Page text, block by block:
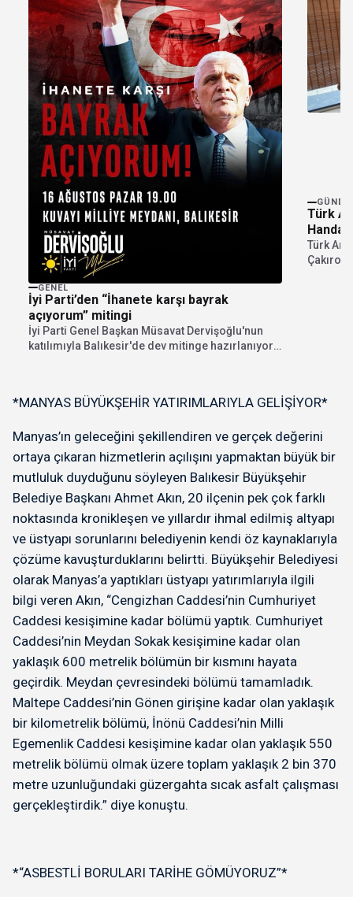
GENEL
İyi Parti’den “İhanete karşı bayrak
açıyorum” mitingi
İyi Parti Genel Başkan Müsavat Dervişoğlu'nun
katılımıyla Balıkesir'de dev mitinge hazırlanıyor.
Türk
Türk
*MANYAS BÜYÜKŞEHİR YATIRIMLARIYLA GELİŞİYOR*
Manyas’ın geleceğini şekillendiren ve gerçek değerini
ortaya çıkaran hizmetlerin açılışını yapmaktan büyük bir
mutluluk duyduğunu söyleyen Balıkesir Büyükşehir
Belediye Başkanı Ahmet Akın, 20 ilçenin pek çok farklı
noktasında kronikleşen ve yıllardır ihmal edilmiş altyapı
ve üstyapı sorunlarını belediyenin kendi öz kaynaklarıyla
çözüme kavuşturduklarını belirtti. Büyükşehir Belediyesi
olarak Manyas’a yaptıkları üstyapı yatırımlarıyla ilgili
bilgi veren Akın, “Cengizhan Caddesi’nin Cumhuriyet
Caddesi kesişimine kadar bölümü yaptık. Cumhuriyet
Caddesi’nin Meydan Sokak kesişimine kadar olan
yaklaşık 600 metrelik bölümün bir kısmını hayata
geçirdik. Meydan çevresindeki bölümü tamamladık.
Maltepe Caddesi’nin Gönen girişine kadar olan yaklaşık
bir kilometrelik bölümü, İnönü Caddesi’nin Milli
Egemenlik Caddesi kesişimine kadar olan yaklaşık 550
metrelik bölümü olmak üzere toplam yaklaşık 2 bin 370
metre uzunluğundaki güzergahta sıcak asfalt çalışması
gerçekleştirdik.” diye konuştu.
*“ASBESTLİ BORULARI TARİHE GÖMÜYORUZ”*